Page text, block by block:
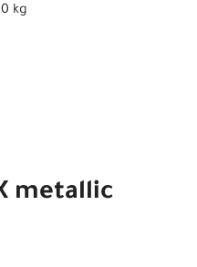
kg
metallic